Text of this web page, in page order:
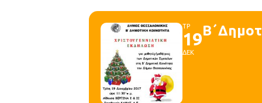
ΤΡ
19
ΔΕΚ